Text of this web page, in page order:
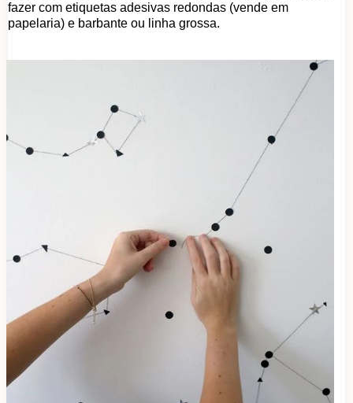
fazer com etiquetas adesivas redondas (vende em
papelaria) e barbante ou linha grossa.